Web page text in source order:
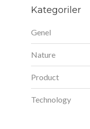
Kategoriler
Genel
Nature
Product
Technology